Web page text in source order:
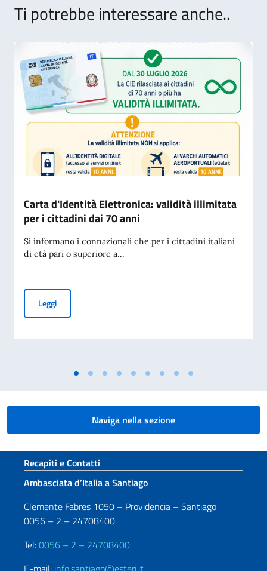
Ti potrebbe interessare anche..
Carta d'Identità Elettronica: validità illimitata
per i cittadini dai 70 anni
Si informano i connazionali che per i cittadini italiani
di età pari o superiore a...
LeggiCarta d'Identità Elettronica: validità illimitata per i cittadini
Naviga nella sezione
Sezione footer
Recapiti e Contatti
Ambasciata d’Italia a Santiago
Clemente Fabres 1050 – Providencia – Santiago
0056 – 2 – 24708400
Tel:0056 – 2 – 24708400